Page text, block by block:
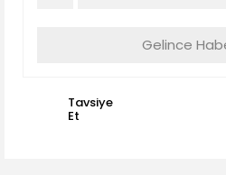
Gelince
Tavsiye
Et